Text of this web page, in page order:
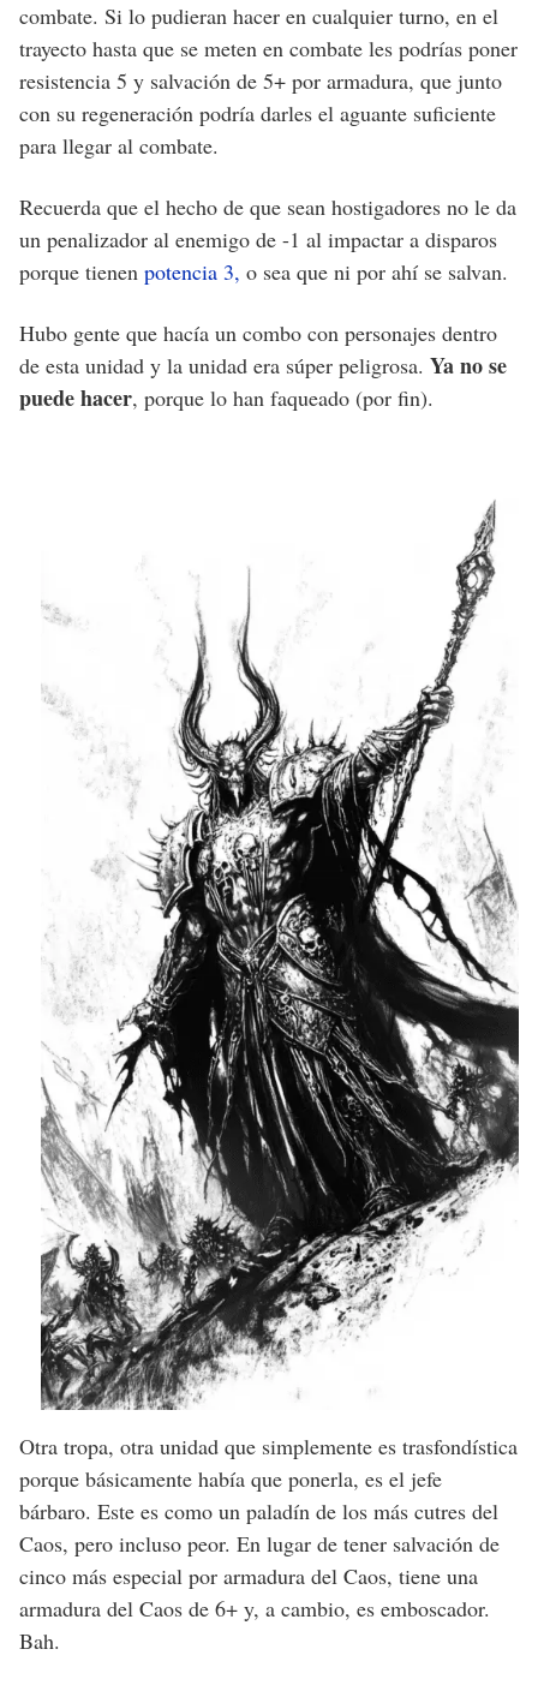
combate. Si lo pudieran hacer en cualquier turno, en el
trayecto hasta que se meten en combate les podrías poner
resistencia 5 y salvación de 5+ por armadura, que junto
con su regeneración podría darles el aguante suficiente
para llegar al combate.
Recuerda que el hecho de que sean hostigadores no le da
un penalizador al enemigo de -1 al impactar a disparos
porque tienen potencia 3, o sea que ni por ahí se salvan.
Hubo gente que hacía un combo con personajes dentro
de esta unidad y la unidad era súper peligrosa. Ya no se
puede hacer, porque lo han faqueado (por fin).
Otra tropa, otra unidad que simplemente es trasfondística
porque básicamente había que ponerla, es el jefe
bárbaro. Este es como un paladín de los más cutres del
Caos, pero incluso peor. En lugar de tener salvación de
cinco más especial por armadura del Caos, tiene una
armadura del Caos de 6+ y, a cambio, es emboscador.
Bah.